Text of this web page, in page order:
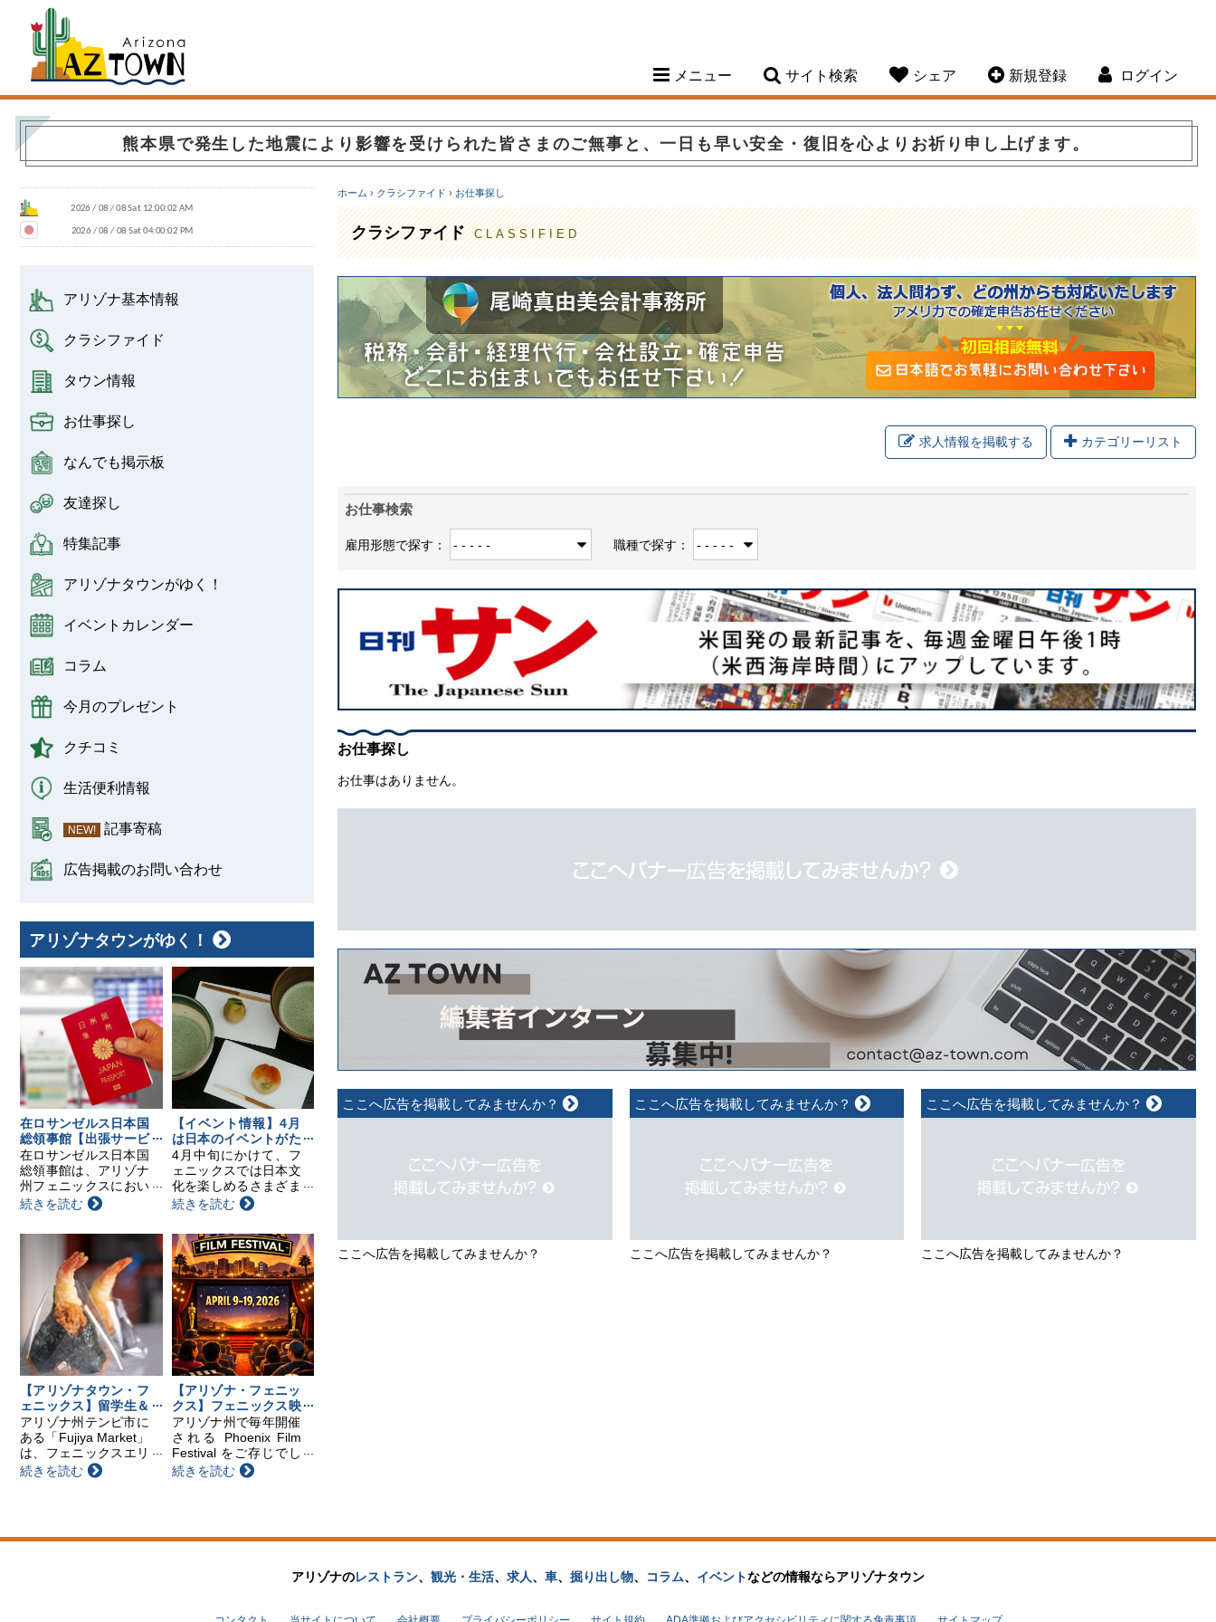
メニュー サイト検索 シェア 新規登録 ログイン
熊本県で発生した地震により影響を受けられた皆さまのご無事と、一日も早い安全・復旧を心よりお祈り申し上げます。
アリゾナ基本情報
クラシファイド
タウン情報
お仕事探し
なんでも掲示板
友達探し
特集記事
アリゾナタウンがゆく！
イベントカレンダー
コラム
今月のプレゼント
クチコミ
生活便利情報
NEW! 記事寄稿
広告掲載のお問い合わせ
アリゾナタウンがゆく！
在ロサンゼルス日本国
総領事館【出張サービ
スのお知らせ】
在ロサンゼルス日本国
総領事館は、アリゾナ
州フェニックスにおい
て以下の日程で領事出
す。（※事前予約制）
付は行いませんのでご
留意ください。 領事
出張サービス スケ
ジ...
続きを読む
【イベント情報】4月
は日本のイベントがた
くさん！要チェック！
4月中旬にかけて、フ
ェニックスでは日本文
化を楽しめるさまざま
なイベントが開催され
べを楽しめるティーテ
イスティングから、本
格的な茶道体験、盆栽
展示、そしてアジア文
化や食・パフォーマ
ン...
続きを読む
【アリゾナタウン・フ
ェニックス】留学生＆
在住者必見！フェニッ
クスの“日本のコンビ
ニ”
アリゾナ州テンピ市に
ある「Fujiya Market」
は、フェニックスエリ
アのほぼ中心に位置す
本人留学生や現地在住
続きを読む
【アリゾナ・フェニッ
クス】フェニックス映
画祭のご紹介
アリゾナ州で毎年開催
される Phoenix Film
Festival をご存じでし
ょうか？ 今年は、4月
日間にわたり...
続きを読む
ホーム › クラシファイド › お仕事探し
クラシファイド CLASSIFIED
求人情報を掲載する カテゴリーリスト
お仕事検索
雇用形態で探す： 職種で探す：
お仕事探し
お仕事はありません。
ここへ広告を掲載してみませんか？
ここへ広告を掲載してみませんか？
ここへ広告を掲載してみませんか？
ここへ広告を掲載してみませんか？
ここへ広告を掲載してみませんか？
ここへ広告を掲載してみませんか？
アリゾナのレストラン、 観光・生活、 求人、 車、 掘り出し物、 コラム、 イベントなどの情報ならアリゾナタウン